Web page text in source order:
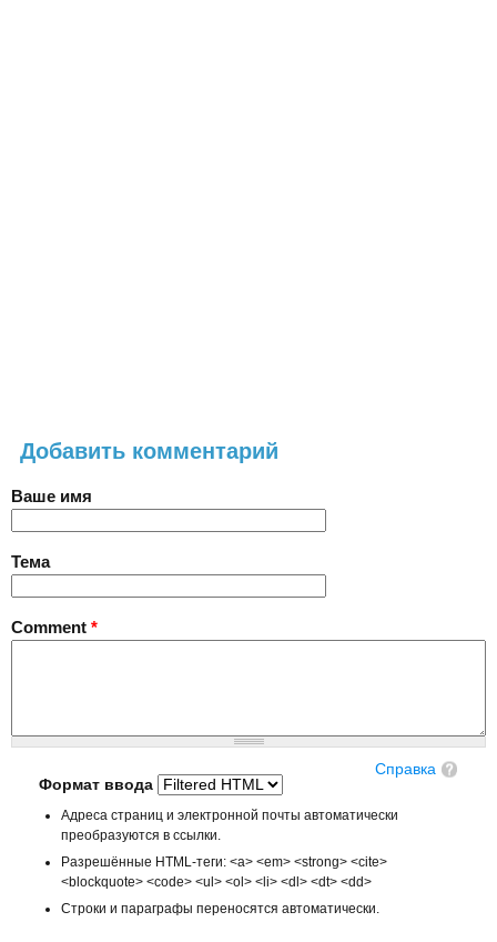
Добавить комментарий
Ваше имя
Тема
Comment *
Справка
Формат ввода
Адреса страниц и электронной почты автоматически
преобразуются в ссылки.
Разрешённые HTML-теги: <a> <em> <strong> <cite>
<blockquote> <code> <ul> <ol> <li> <dl> <dt> <dd>
Строки и параграфы переносятся автоматически.